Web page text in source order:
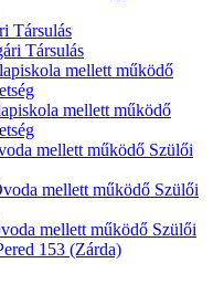
Társulás
Társulás
mellett működő
mellett működő
mellett működő Szülői
mellett működő Szülői
mellett működő Szülői
153 (Zárda)